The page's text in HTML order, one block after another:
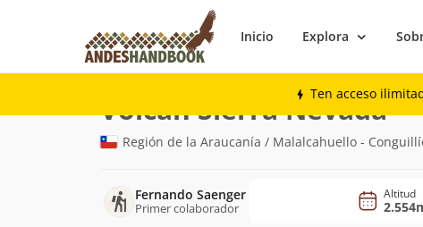
Inicio Explora
Ten acceso
Montaña
Volcán Sierra Nevada
Región de la Araucanía / Malalcahuello -
Fernando Saenger
Primer colaborador
Altitud